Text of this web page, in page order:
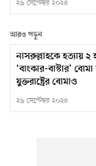
২৯ সেপ্টেম্বর ২০২৪
আরও পড়ুন
নাসরুল্লাহকে হত্যায় ২
‘বাংকার-বাস্টার’
যুক্তরাষ্ট্রের বোমাও
২৯ সেপ্টেম্বর ২০২৪